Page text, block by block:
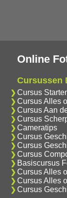
Online
Cursussen
Cursus
Cursus Alles
Cursus Aan
Cursus
Cameratips
Cursus
Cursus
Cursus
Basiscursus
Cursus Alles
Cursus Alles
Cursus